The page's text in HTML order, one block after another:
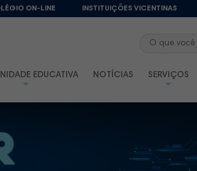
ON-LINE INSTITUIÇÕES VICENTINAS
EDUCATIVA NOTÍCIAS SERVIÇOS